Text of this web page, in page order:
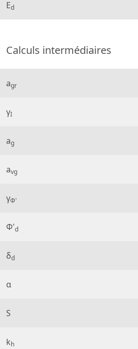
Ed
Calculs intermédiaires
agr
γI
ag
avg
γΦ'
Φ'd
δd
α
S
kh